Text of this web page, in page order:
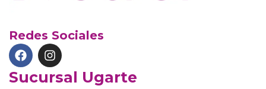
Redes Sociales
Sucursal Ugarte